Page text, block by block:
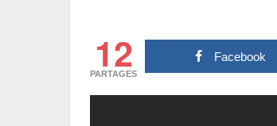
12
PARTAGES
Facebook